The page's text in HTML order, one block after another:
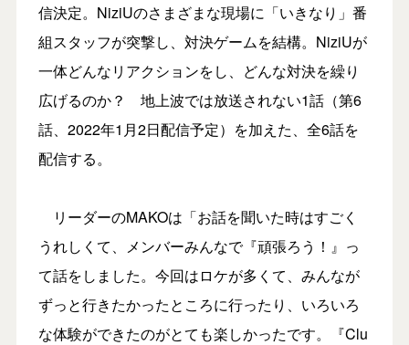
信決定。NiziUのさまざまな現場に「いきなり」番
組スタッフが突撃し、対決ゲームを結構。NiziUが
一体どんなリアクションをし、どんな対決を繰り
広げるのか？ 地上波では放送されない1話（第6
話、2022年1月2日配信予定）を加えた、全6話を
配信する。
リーダーのMAKOは「お話を聞いた時はすごく
うれしくて、メンバーみんなで『頑張ろう！』っ
て話をしました。今回はロケが多くて、みんなが
ずっと行きたかったところに行ったり、いろいろ
な体験ができたのがとても楽しかったです。『Clu